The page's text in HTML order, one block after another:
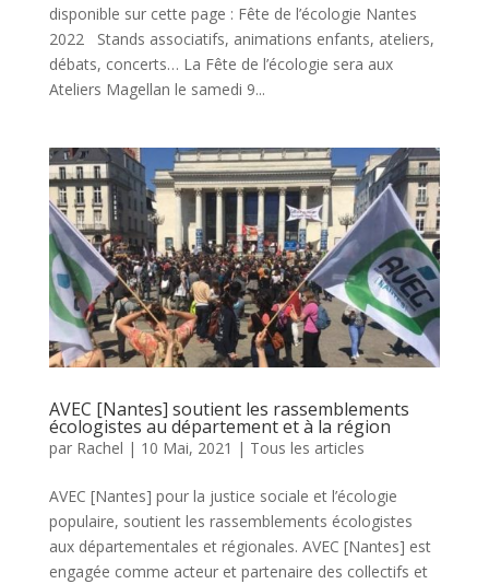
disponible sur cette page : Fête de l’écologie Nantes
2022 Stands associatifs, animations enfants, ateliers,
débats, concerts… La Fête de l’écologie sera aux
Ateliers Magellan le samedi 9...
AVEC [Nantes] soutient les rassemblements
écologistes au département et à la région
par Rachel | 10 Mai, 2021 | Tous les articles
AVEC [Nantes] pour la justice sociale et l’écologie
populaire, soutient les rassemblements écologistes
aux départementales et régionales. AVEC [Nantes] est
engagée comme acteur et partenaire des collectifs et